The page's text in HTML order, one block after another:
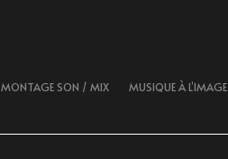
MONTAGE SON / MIX MUSIQUE À L’IMAGE